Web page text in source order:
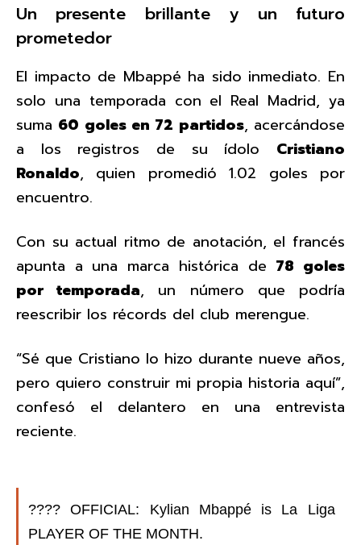
Un presente brillante y un futuro
prometedor
El impacto de Mbappé ha sido inmediato. En
solo una temporada con el Real Madrid, ya
suma 60 goles en 72 partidos, acercándose
a los registros de su ídolo Cristiano
Ronaldo, quien promedió 1.02 goles por
encuentro.
Con su actual ritmo de anotación, el francés
apunta a una marca histórica de 78 goles
por temporada, un número que podría
reescribir los récords del club merengue.
“Sé que Cristiano lo hizo durante nueve años,
pero quiero construir mi propia historia aquí”,
confesó el delantero en una entrevista
reciente.
???? OFFICIAL: Kylian Mbappé is La Liga
PLAYER OF THE MONTH.